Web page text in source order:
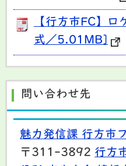
【行方市FC】
式／5.01MB]
問い合わせ先
魅力発信課 行方市
〒311-3892 行方